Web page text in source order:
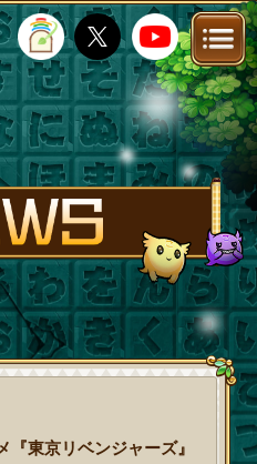
STORY NEWS
FAQ
『東京リベンジャーズ』